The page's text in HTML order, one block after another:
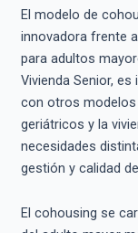
El modelo de
innovadora frente
para adultos
Vivienda Senior,
con otros
geriátricos y la
necesidades
gestión y calidad de
El cohousing se